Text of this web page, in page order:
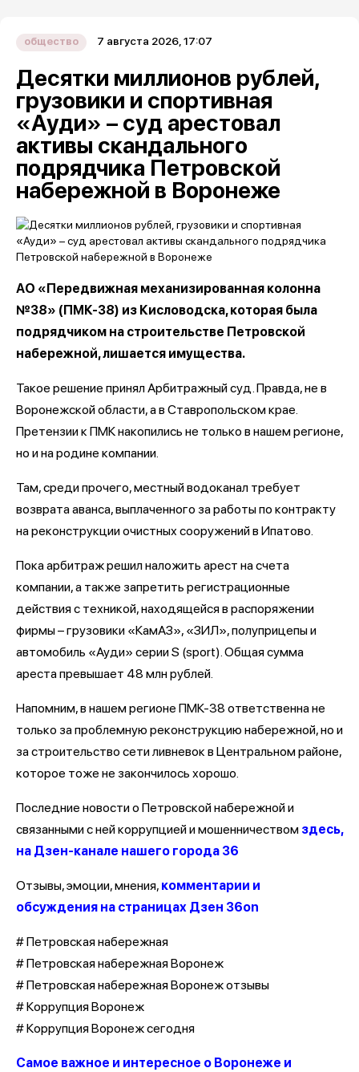
общество 7 августа 2026, 17:07
Десятки миллионов рублей,
грузовики и спортивная
«Ауди» – суд арестовал
активы скандального
подрядчика Петровской
набережной в Воронеже
АО «Передвижная механизированная колонна
№38» (ПМК-38) из Кисловодска, которая была
подрядчиком на строительстве Петровской
набережной, лишается имущества.
Такое решение принял Арбитражный суд. Правда, не в
Воронежской области, а в Ставропольском крае.
Претензии к ПМК накопились не только в нашем регионе,
но и на родине компании.
Там, среди прочего, местный водоканал требует
возврата аванса, выплаченного за работы по контракту
на реконструкции очистных сооружений в Ипатово.
Пока арбитраж решил наложить арест на счета
компании, а также запретить регистрационные
действия с техникой, находящейся в распоряжении
фирмы – грузовики «КамАЗ», «ЗИЛ», полуприцепы и
автомобиль «Ауди» серии S (sport). Общая сумма
ареста превышает 48 млн рублей.
Напомним, в нашем регионе ПМК-38 ответственна не
только за проблемную реконструкцию набережной, но и
за строительство сети ливневок в Центральном районе,
которое тоже не закончилось хорошо.
Последние новости о Петровской набережной и
связанными с ней коррупцией и мошенничеством здесь,
на Дзен-канале нашего города 36
Отзывы, эмоции, мнения, комментарии и
обсуждения на страницах Дзен 36on
# Петровская набережная
# Петровская набережная Воронеж
# Петровская набережная Воронеж отзывы
# Коррупция Воронеж
# Коррупция Воронеж сегодня
Самое важное и интересное о Воронеже и